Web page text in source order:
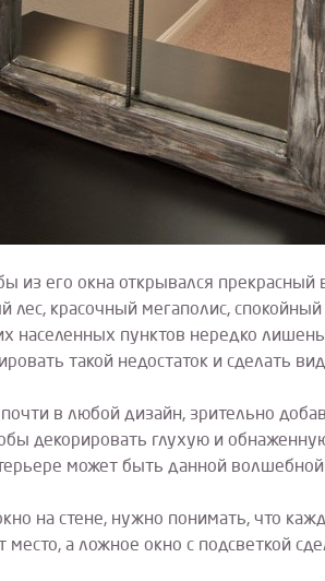
из его окна открывался прекрасный
лес, красочный мегаполис,
населенных пунктов нередко
такой недостаток и сделать
в любой дизайн, зрительно
декорировать глухую и
может быть данной волшебной
на стене, нужно понимать, что
а ложное окно с подсветкой